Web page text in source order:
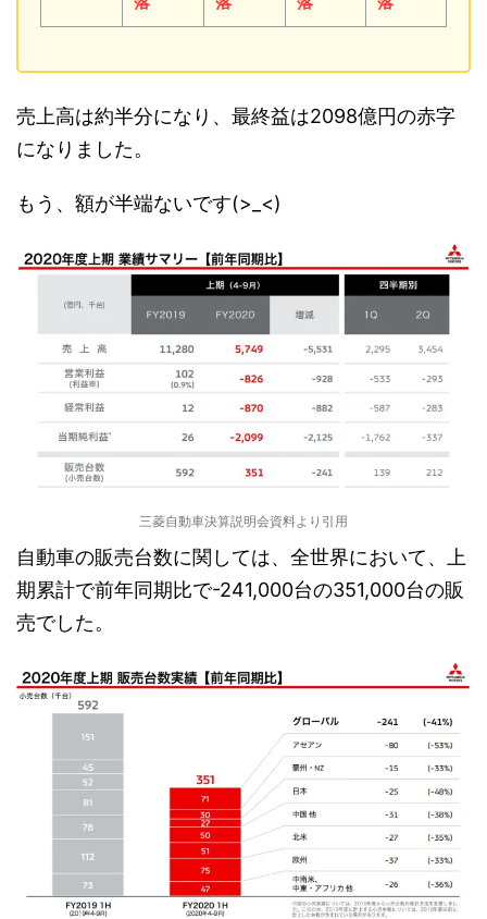
売上高は約半分になり、最終益は2098億円の赤字
になりました。
もう、額が半端ないです(>_<)
三菱自動車決算説明会資料より引用
自動車の販売台数に関しては、全世界において、上
期累計で前年同期比で-241,000台の351,000台の販
売でした。